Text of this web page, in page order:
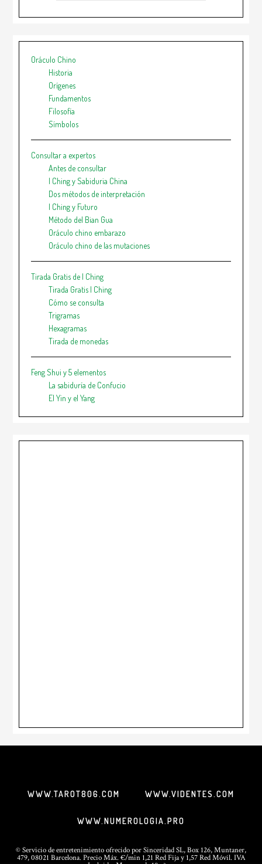
Oráculo Chino
Historia
Orígenes
Fundamentos
Filosofía
Símbolos
Consultar a expertos
Antes de consultar
I Ching y Sabiduria China
Dos métodos de interpretación
I Ching y Futuro
Método del Bian Gua
Oráculo chino embarazo
Oráculo chino de las mutaciones
Tirada Gratis de I Ching
Tirada Gratis I Ching
Cómo se consulta
Trigramas
Hexagramas
Tirada de monedas
Feng Shui y 5 elementos
La sabiduría de Confucio
El Yin y el Yang
WWW.TAROT806.COM WWW.VIDENTES.COM
WWW.NUMEROLOGIA.PRO
© Servicio de entretenimiento ofrecido porSinceridad SL, Box 126, Muntaner,
479, 08021 Barcelona. Precio Máx. €/min 1,21 Red Fija y 1,57 Red Móvil. IVA